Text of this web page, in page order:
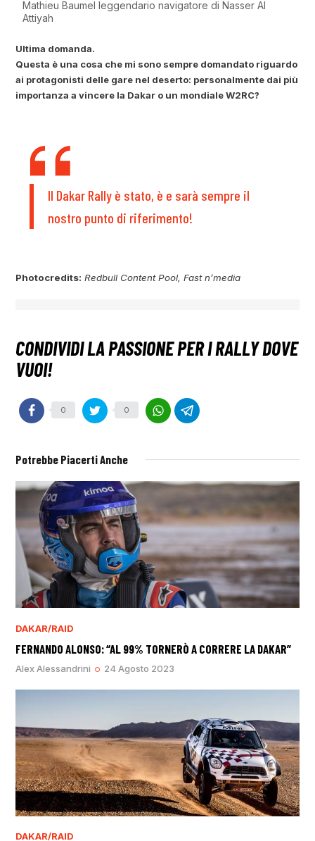
Mathieu Baumel leggendario navigatore di Nasser Al
Attiyah
Ultima domanda.
Questa è una cosa che mi sono sempre domandato riguardo
ai protagonisti delle gare nel deserto: personalmente dai più
importanza a vincere la Dakar o un mondiale W2RC?
Il Dakar Rally è stato, è e sarà sempre il
nostro punto di riferimento!
Photocredits: Redbull Content Pool, Fast n’media
0 0
Potrebbe Piacerti Anche
DAKAR/RAID
FERNANDO ALONSO: “AL 99% TORNERÒ A CORRERE LA DAKAR”
Alex Alessandrini 24 Agosto 2023
DAKAR/RAID